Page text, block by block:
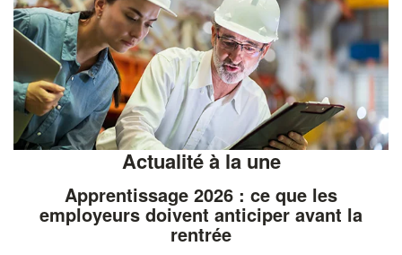
Actualité à la une
Apprentissage 2026 : ce que les
employeurs doivent anticiper avant la
rentrée